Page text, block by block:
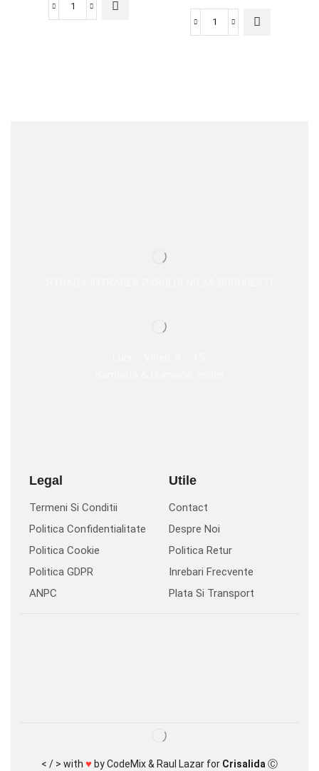
Legal
Termeni Si Conditii
Politica Confidentialitate
Politica Cookie
Politica GDPR
ANPC
Utile
Contact
Despre Noi
Politica Retur
Inrebari Frecvente
Plata Si Transport
< / > with ♥ byCodeMix& Raul Lazar for CrisalidaⒸ